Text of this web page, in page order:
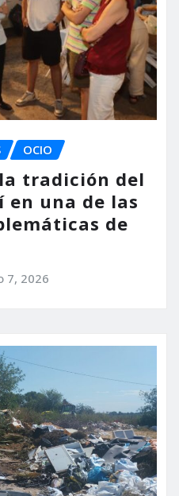
OCIO
tradición del
una de las
de
7, 2026